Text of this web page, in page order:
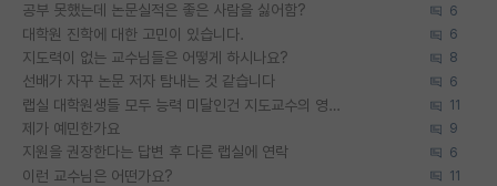
공부 못했는데 논문실적은 좋은 사람을 싫어함? 6
대학원 진학에 대한 고민이 있습니다. 6
지도력이 없는 교수님들은 어떻게 하시나요? 8
선배가 자꾸 논문 저자 탐내는 것 같습니다 6
랩실 대학원생들 모두 능력 미달인건 지도교수의 영향 아닌가? 11
제가 예민한가요 9
지원을 권장한다는 답변 후 다른 랩실에 연락 6
이런 교수님은 어떤가요? 11